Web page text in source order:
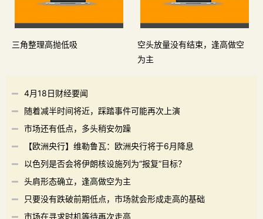
三角整理高抛低吸
空头放量没有结束，逢高做空
为主
4月18日财经要闻
随着减半时间将近，踩踏事件可能再次上演
市场还有低点，多头稍安勿躁
【欧洲央行】维勒鲁瓦：欧洲央行将于6月降息
以色列是否会将伊朗核设施列为“报复”目标？
头肩形态确立，逢高做空为主
只要没有跌破前期低点，市场就会形成走高的基础
市场在寻求时机等待再次走高